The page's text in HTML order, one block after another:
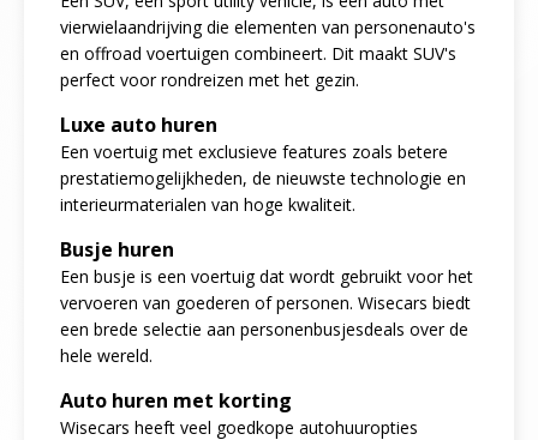
vierwielaandrijving die elementen van personenauto's
en offroad voertuigen combineert. Dit maakt SUV's
perfect voor rondreizen met het gezin.
Luxe auto huren
Een voertuig met exclusieve features zoals betere
prestatiemogelijkheden, de nieuwste technologie en
interieurmaterialen van hoge kwaliteit.
Busje huren
Een busje is een voertuig dat wordt gebruikt voor het
vervoeren van goederen of personen. Wisecars biedt
een brede selectie aan personenbusjesdeals over de
hele wereld.
Auto huren met korting
Wisecars heeft veel goedkope autohuuropties